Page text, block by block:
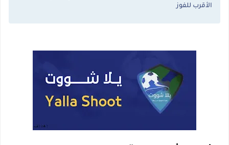
الأقرب للفوز